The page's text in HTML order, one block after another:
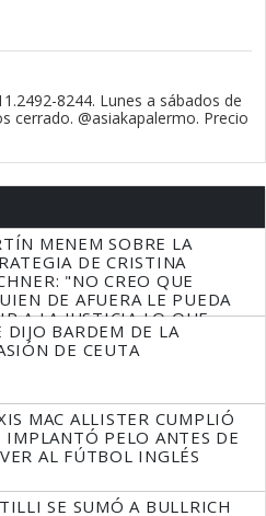
8244. Lunes a sábados de
cerrado. @asiakapalermo. Precio
MENEM SOBRE LA
DE CRISTINA
"NO CREO QUE
DE AFUERA LE PUEDA
A LA JUSTICIA LO QUE
QUE HACER"
DIJO BARDEM DE LA
DE CEUTA
MAC ALLISTER CUMPLIÓ
IMPLANTÓ PELO ANTES DE
AL FÚTBOL INGLÉS
SE SUMÓ A BULLRICH